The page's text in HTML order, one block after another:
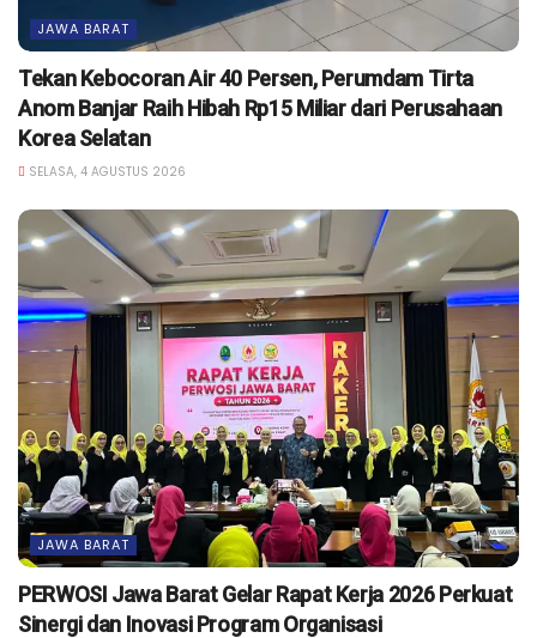
JAWA BARAT
Tekan Kebocoran Air 40 Persen, Perumdam Tirta
Anom Banjar Raih Hibah Rp15 Miliar dari Perusahaan
Korea Selatan
SELASA, 4 AGUSTUS 2026
JAWA BARAT
PERWOSI Jawa Barat Gelar Rapat Kerja 2026 Perkuat
Sinergi dan Inovasi Program Organisasi